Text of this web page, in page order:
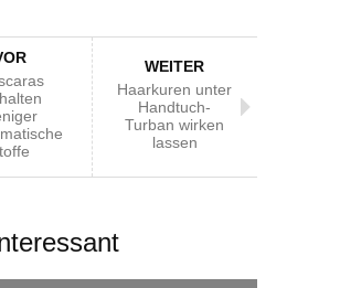
WEITER
Haarkuren unter
Handtuch-
Turban wirken
lassen